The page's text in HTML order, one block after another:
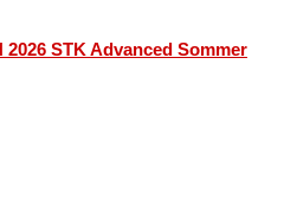
2026 STK Advanced Sommer